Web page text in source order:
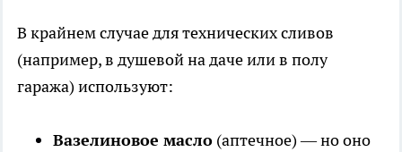
В крайнем случае для технических сливов
(например, в душевой на даче или в полу
гаража) используют:
Вазелиновое масло (аптечное) — но оно